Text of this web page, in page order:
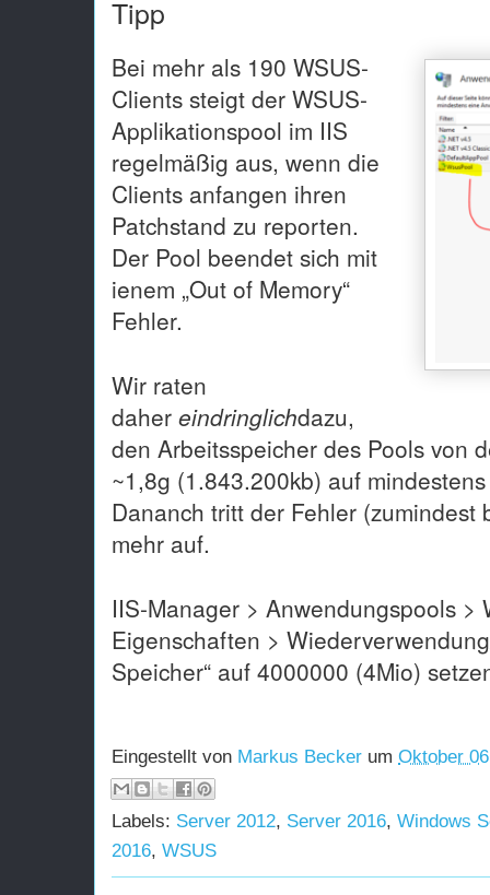
Tipp
Bei mehr als 190 WSUS-
Clients steigt der WSUS-
Applikationspool im IIS
regelmäßig aus, wenn die
Clients anfangen ihren
Patchstand zu reporten.
Der Pool beendet sich mit
ienem „Out of Memory“
Fehler.
Wir raten
daher eindringlichdazu,
den Arbeitsspeicher des Pools von
~1,8g (1.843.200kb) auf
Dananch tritt der Fehler (zumindest
mehr auf.
IIS-Manager > Anwendungspools >
Eigenschaften >
Speicher“ auf 4000000 (4Mio)
Eingestellt von Markus Becker um Oktober
Labels: Server 2012, Server 2016, Windows
2016, WSUS